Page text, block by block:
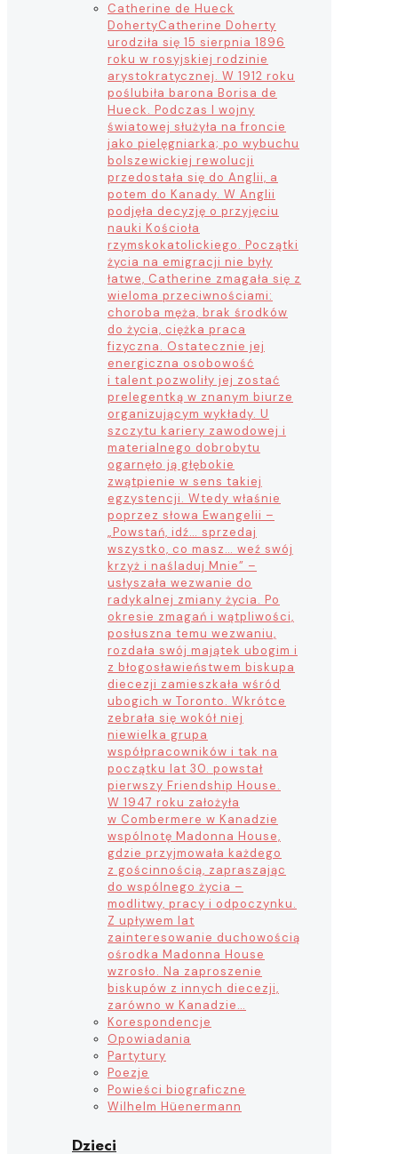
Catherine de Hueck
DohertyCatherine Doherty
urodziła się 15 sierpnia 1896
roku w rosyjskiej rodzinie
arystokratycznej. W 1912 roku
poślubiła barona Borisa de
Hueck. Podczas I wojny
światowej służyła na froncie
jako pielęgniarka; po wybuchu
bolszewickiej rewolucji
przedostała się do Anglii, a
potem do Kanady. W Anglii
podjęła decyzję o przyjęciu
nauki Kościoła
rzymskokatolickiego. Początki
życia na emigracji nie były
łatwe, Catherine zmagała się z
wieloma przeciwnościami:
choroba męża, brak środków
do życia, ciężka praca
fizyczna. Ostatecznie jej
energiczna osobowość
i talent pozwoliły jej zostać
prelegentką w znanym biurze
organizującym wykłady. U
szczytu kariery zawodowej i
materialnego dobrobytu
ogarnęło ją głębokie
zwątpienie w sens takiej
egzystencji. Wtedy właśnie
poprzez słowa Ewangelii –
„Powstań, idź… sprzedaj
wszystko, co masz… weź swój
krzyż i naśladuj Mnie” –
usłyszała wezwanie do
radykalnej zmiany życia. Po
okresie zmagań i wątpliwości,
posłuszna temu wezwaniu,
rozdała swój majątek ubogim i
z błogosławieństwem biskupa
diecezji zamieszkała wśród
ubogich w Toronto. Wkrótce
zebrała się wokół niej
niewielka grupa
współpracowników i tak na
początku lat 30. powstał
pierwszy Friendship House.
W 1947 roku założyła
w Combermere w Kanadzie
wspólnotę Madonna House,
gdzie przyjmowała każdego
z gościnnością, zapraszając
do wspólnego życia –
modlitwy, pracy i odpoczynku.
Z upływem lat
zainteresowanie duchowością
ośrodka Madonna House
wzrosło. Na zaproszenie
biskupów z innych diecezji,
zarówno w Kanadzie…
Korespondencje
Opowiadania
Partytury
Poezje
Powieści biograficzne
Wilhelm Hüenermann
Dzieci